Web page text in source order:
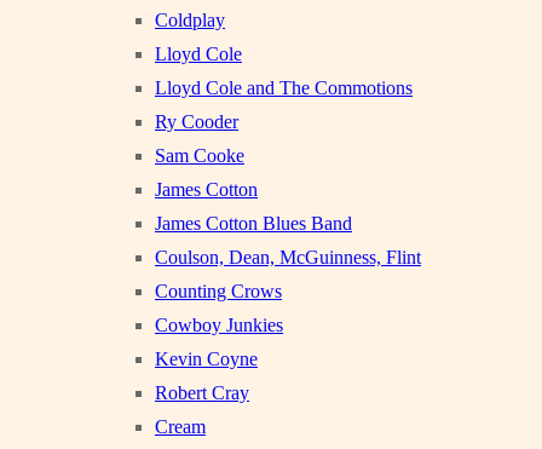
Coldplay
Lloyd Cole
Lloyd Cole and The Commotions
Ry Cooder
Sam Cooke
James Cotton
James Cotton Blues Band
Coulson, Dean, McGuinness, Flint
Counting Crows
Cowboy Junkies
Kevin Coyne
Robert Cray
Cream